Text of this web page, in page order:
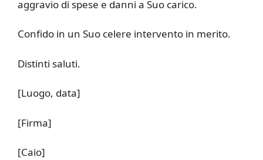
aggravio di spese e danni a Suo carico.
Confido in un Suo celere intervento in merito.
Distinti saluti.
[Luogo, data]
[Firma]
[Caio]